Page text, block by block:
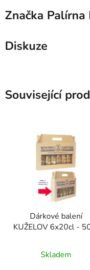
Značka Palírna
Diskuze
Související
Dárkové balení
KUŽELOV 6x20cl -
Skladem